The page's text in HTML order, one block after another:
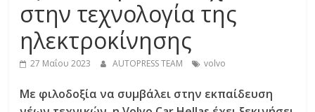
στην τεχνολογία της
ηλεκτροκίνησης
27 Μαΐου 2023 AUTOPRESS TEAM volvo
Με φιλοδοξία να συμβάλει στην εκπαίδευση